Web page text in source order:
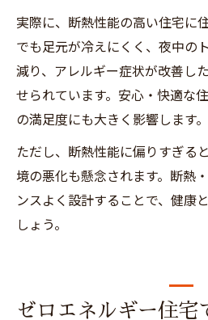
実際に、断熱性能の高い住宅に
でも足元が冷えにくく、夜中の
減り、アレルギー症状が改善し
せられています。安心・快適な
の満足度にも大きく影響します。
ただし、断熱性能に偏りすぎる
境の悪化も懸念されます。断熱
ンスよく設計することで、健康
しょう。
ゼロエネルギー住宅